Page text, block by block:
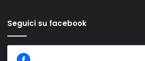
Seguici su facebook